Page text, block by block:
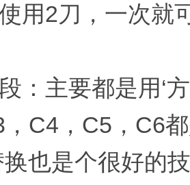
用2刀，一次就
：主要都是用‘
C4，C5，C6
也是个很好的